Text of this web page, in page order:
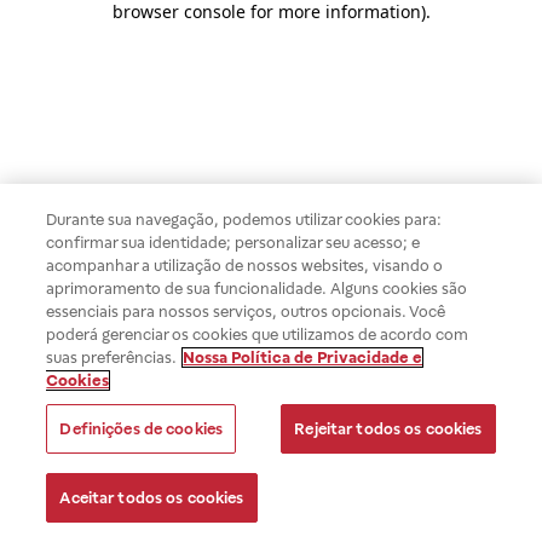
browser console for more information).
Durante sua navegação, podemos utilizar cookies para:
confirmar sua identidade; personalizar seu acesso; e
acompanhar a utilização de nossos websites, visando o
aprimoramento de sua funcionalidade. Alguns cookies são
essenciais para nossos serviços, outros opcionais. Você
poderá gerenciar os cookies que utilizamos de acordo com
suas preferências. Nossa Política de Privacidade e
Cookies
Definições de cookies Rejeitar todos os cookies
Aceitar todos os cookies